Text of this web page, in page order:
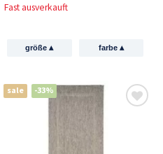
Fast ausverkauft
größe▴ farbe ▴
sale -33%